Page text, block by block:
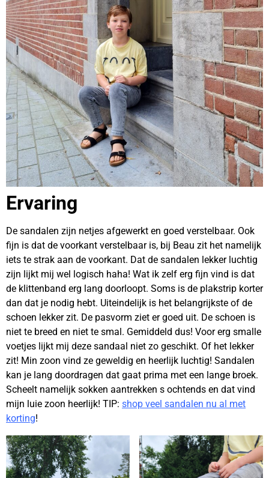
Ervaring
De sandalen zijn netjes afgewerkt en goed verstelbaar. Ook
fijn is dat de voorkant verstelbaar is, bij Beau zit het namelijk
iets te strak aan de voorkant. Dat de sandalen lekker luchtig
zijn lijkt mij wel logisch haha! Wat ik zelf erg fijn vind is dat
de klittenband erg lang doorloopt. Soms is de plakstrip korter
dan dat je nodig hebt. Uiteindelijk is het belangrijkste of de
schoen lekker zit. De pasvorm ziet er goed uit. De schoen is
niet te breed en niet te smal. Gemiddeld dus! Voor erg smalle
voetjes lijkt mij deze sandaal niet zo geschikt. Of het lekker
zit! Min zoon vind ze geweldig en heerlijk luchtig! Sandalen
kan je lang doordragen dat gaat prima met een lange broek.
Scheelt namelijk sokken aantrekken s ochtends en dat vind
mijn luie zoon heerlijk! TIP: shop veel sandalen nu al met
korting!